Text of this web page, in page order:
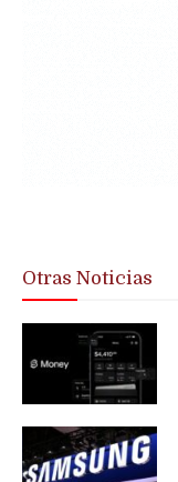
Otras Noticias